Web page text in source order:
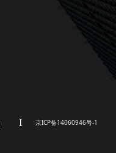
京ICP备14060946号-1
I